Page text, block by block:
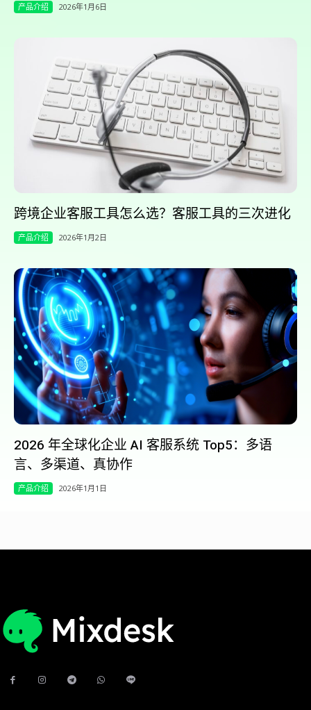
产品介绍 2026年1月6日
跨境企业客服工具怎么选？客服工具的三次进化
产品介绍 2026年1月2日
2026 年全球化企业 AI 客服系统 Top5：多语
言、多渠道、真协作
产品介绍 2026年1月1日